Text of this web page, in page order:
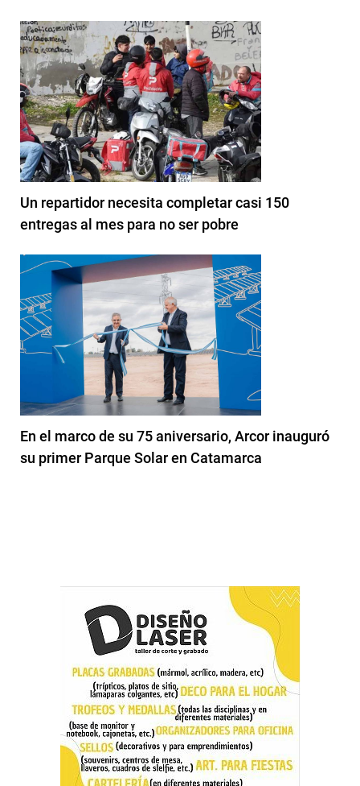
Un repartidor necesita completar casi 150
entregas al mes para no ser pobre
En el marco de su 75 aniversario, Arcor inauguró
su primer Parque Solar en Catamarca